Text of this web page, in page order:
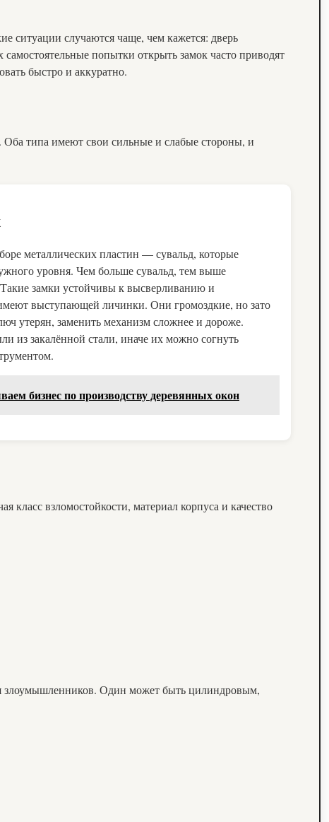
ситуации случаются чаще, чем кажется: дверь
попытки открыть замок часто приводят
быстро и аккуратно.
типа имеют свои сильные и слабые стороны, и
металлических пластин — сувальд, которые
уровня. Чем больше сувальд, тем выше
замки устойчивы к высверливанию и
выступающей личинки. Они громоздкие, но зато
утерян, заменить механизм сложнее и дороже.
из закалённой стали, иначе их можно согнуть
бизнес по производству деревянных окон
класс взломостойкости, материал корпуса и качество
злоумышленников. Один может быть цилиндровым,